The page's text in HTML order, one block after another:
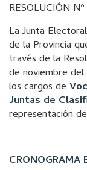
RESOLUCIÓN
La Junta
de la Provincia
través de la
de noviembre
los cargos de
Juntas de
representación
CRONOGRAMA